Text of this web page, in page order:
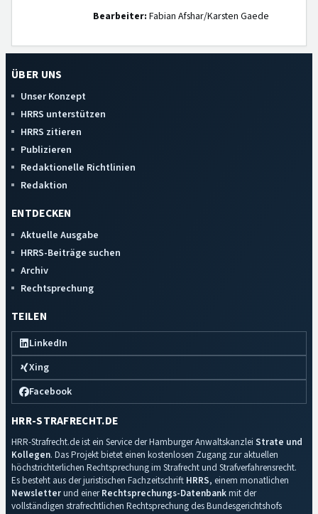
Bearbeiter: Fabian Afshar/Karsten Gaede
ÜBER UNS
Unser Konzept
HRRS unterstützen
HRRS zitieren
Publizieren
Redaktionelle Richtlinien
Redaktion
ENTDECKEN
Aktuelle Ausgabe
HRRS-Beiträge suchen
Archiv
Rechtsprechung
TEILEN
LinkedIn
Xing
Facebook
HRR-STRAFRECHT.DE
HRR-Strafrecht.de ist ein Service der Hamburger Anwaltskanzlei Strate und
Kollegen. Das Projekt bietet einen kostenlosen Zugang zur aktuellen
höchstrichterlichen Rechtsprechung im Strafrecht und Strafverfahrensrecht.
Es besteht aus der juristischen Fachzeitschrift HRRS, einem monatlichen
Newsletterund einerRechtsprechungs-Datenbankmit der
vollständigen strafrechtlichen Rechtsprechung des Bundesgerichtshofs